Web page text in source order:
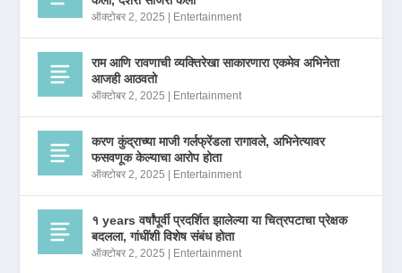
ऑक्टोबर 2, 2025 Entertainment
राम आणि रावणाची व्यक्तिरेखा साकारणारा एकमेव अभिनेता
आजही आठवतो
ऑक्टोबर 2, 2025 Entertainment
करण कुंद्राच्या माजी गर्लफ्रेंडला रागावले, अभिनेत्यावर
फसवणूक केल्याचा आरोप होता
ऑक्टोबर 2, 2025 Entertainment
१ years वर्षांपूर्वी प्रदर्शित झालेल्या या चित्रपटाचा प्रेक्षक
बदलला, गांधींशी विशेष संबंध होता
ऑक्टोबर 2, 2025 Entertainment